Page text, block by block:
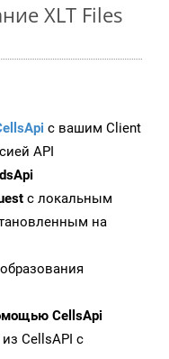
XLT Files
с вашим Client
API
с локальным
на
CellsApi
из CellsAPI с